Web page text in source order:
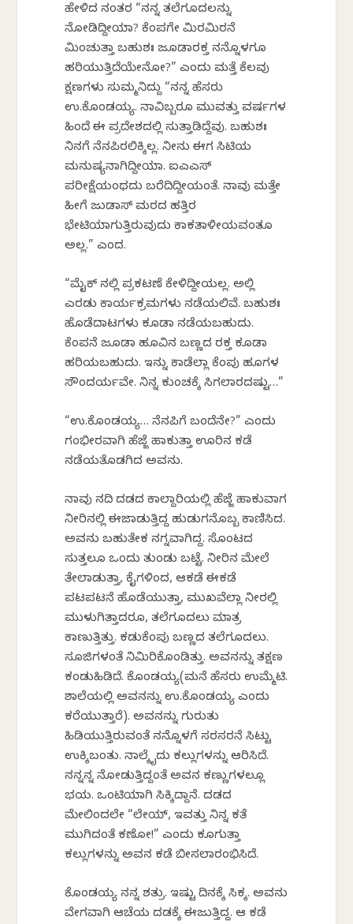
ಹೇಳಿದ ನಂತರ “ನನ್ನ ತಲೆಗೂದಲನ್ನು
ನೋಡಿದ್ದೀಯಾ? ಕೆಂಪಗೇ ಮಿರಮಿರನೆ
ಮಿಂಚುತ್ತಾ ಬಹುಶಃ ಜೂಡಾರಕ್ತ ನನ್ನೊಳಗೂ
ಹರಿಯುತ್ತಿದೆಯೇನೋ?” ಎಂದು ಮತ್ತೆ ಕೆಲವು
ಕ್ಷಣಗಳು ಸುಮ್ಮನಿದ್ದು “ನನ್ನ ಹೆಸರು
ಉ.ಕೊಂಡಯ್ಯ. ನಾವಿಬ್ಬರೂ ಮುವತ್ತು ವರ್ಷಗಳ
ಹಿಂದೆ ಈ ಪ್ರದೇಶದಲ್ಲಿ ಸುತ್ತಾಡಿದ್ದೆವು. ಬಹುಶಃ
ನಿನಗೆ ನೆನಪಿರಲಿಕ್ಕಿಲ್ಲ. ನೀನು ಈಗ ಸಿಟಿಯ
ಮನುಷ್ಯನಾಗಿದ್ದೀಯಾ. ಐಎಎಸ್
ಪರೀಕ್ಷೆಯಂಥದು ಬರೆದಿದ್ದೀಯಂತೆ. ನಾವು ಮತ್ತೇ
ಹೀಗೆ ಜುಡಾಸ್ ಮರದ ಹತ್ತಿರ
ಭೇಟಿಯಾಗುತ್ತಿರುವುದು ಕಾಕತಾಳೀಯವಂತೂ
ಅಲ್ಲ.” ಎಂದ.
“ಮೈಕ್ ನಲ್ಲಿ ಪ್ರಕಟಣೆ ಕೇಳಿದ್ದೀಯಲ್ಲ. ಅಲ್ಲಿ
ಎರಡು ಕಾರ್ಯಕ್ರಮಗಳು ನಡೆಯಲಿವೆ. ಬಹುಶಃ
ಹೊಡೆದಾಟಗಳು ಕೂಡಾ ನಡೆಯಬಹುದು.
ಕೆಂಪನೆ ಜೂಡಾ ಹೂವಿನ ಬಣ್ಣದ ರಕ್ತ ಕೂಡಾ
ಹರಿಯಬಹುದು. ಇನ್ನು ಕಾಡೆಲ್ಲಾ ಕೆಂಪು ಹೂಗಳ
ಸೌಂದರ್ಯವೇ. ನಿನ್ನ ಕುಂಚಕ್ಕೆ ಸಿಗಲಾರದಷ್ಟು…”
“ಉ.ಕೊಂಡಯ್ಯ… ನೆನಪಿಗೆ ಬಂದೆನೇ?” ಎಂದು
ಗಂಭೀರವಾಗಿ ಹೆಜ್ಜೆ ಹಾಕುತ್ತಾ ಊರಿನ ಕಡೆ
ನಡೆಯತೊಡಗಿದ ಅವನು.
ನಾವು ನದಿ ದಡದ ಕಾಲ್ದಾರಿಯಲ್ಲಿ ಹೆಜ್ಜೆ ಹಾಕುವಾಗ
ನೀರಿನಲ್ಲಿ ಈಜಾಡುತ್ತಿದ್ದ ಹುಡುಗನೊಬ್ಬ ಕಾಣಿಸಿದ.
ಅವನು ಬಹುತೇಕ ನಗ್ನವಾಗಿದ್ದ. ಸೊಂಟದ
ಸುತ್ತಲೂ ಒಂದು ತುಂಡು ಬಟ್ಟೆ. ನೀರಿನ ಮೇಲೆ
ತೇಲಾಡುತ್ತಾ, ಕೈಗಳಿಂದ, ಆಕಡೆ ಈಕಡೆ
ಪಟಪಟನೆ ಹೊಡೆಯುತ್ತಾ, ಮುಖವೆಲ್ಲಾ ನೀರಲ್ಲಿ
ಮುಳುಗಿತ್ತಾದರೂ, ತಲೆಗೂದಲು ಮಾತ್ರ
ಕಾಣುತ್ತಿತ್ತು. ಕಡುಕೆಂಪು ಬಣ್ಣದ ತಲೆಗೂದಲು.
ಸೂಜಿಗಳಂತೆ ನಿಮಿರಿಕೊಂಡಿತ್ತು. ಅವನನ್ನು ತಕ್ಷಣ
ಕಂಡುಹಿಡಿದೆ. ಕೊಂಡಯ್ಯ(ಮನೆ ಹೆಸರು ಉಮ್ಮೆಟಿ.
ಶಾಲೆಯಲ್ಲಿ ಅವನನ್ನು ಉ.ಕೊಂಡಯ್ಯ ಎಂದು
ಕರೆಯುತ್ತಾರೆ). ಅವನನ್ನು ಗುರುತು
ಹಿಡಿಯುತ್ತಿರುವಂತೆ ನನ್ನೊಳಗೆ ಸರಸರನೆ ಸಿಟ್ಟು
ಉಕ್ಕಿಬಂತು. ನಾಲ್ಕೈದು ಕಲ್ಲುಗಳನ್ನು ಆರಿಸಿದೆ.
ನನ್ನನ್ನ ನೋಡುತ್ತಿದ್ದಂತೆ ಅವನ ಕಣ್ಣುಗಳಲ್ಲೂ
ಭಯ. ಒಂಟಿಯಾಗಿ ಸಿಕ್ಕಿದ್ದಾನೆ. ದಡದ
ಮೇಲಿಂದಲೇ “ಲೇಯ್, ಇವತ್ತು ನಿನ್ನ ಕತೆ
ಮುಗಿದಂತೆ ಕಣೋ!” ಎಂದು ಕೂಗುತ್ತಾ
ಕಲ್ಲುಗಳನ್ನು ಅವನ ಕಡೆ ಬೀಸಲಾರಂಭಿಸಿದೆ.
ಕೊಂಡಯ್ಯ ನನ್ನ ಶತ್ರು. ಇಷ್ಟು ದಿನಕ್ಕೆ ಸಿಕ್ಕ. ಅವನು
ವೇಗವಾಗಿ ಆಚೆಯ ದಡಕ್ಕೆ ಈಜುತ್ತಿದ್ದ. ಆ ಕಡೆ